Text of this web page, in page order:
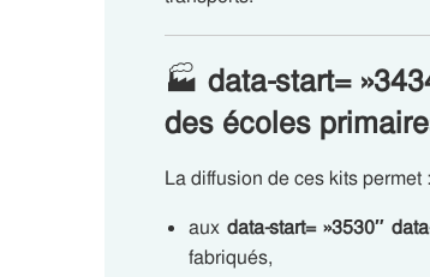
🏭 data-start=
des écoles
La diffusion de ces kits permet :
aux data-start= »3530″
fabriqués,